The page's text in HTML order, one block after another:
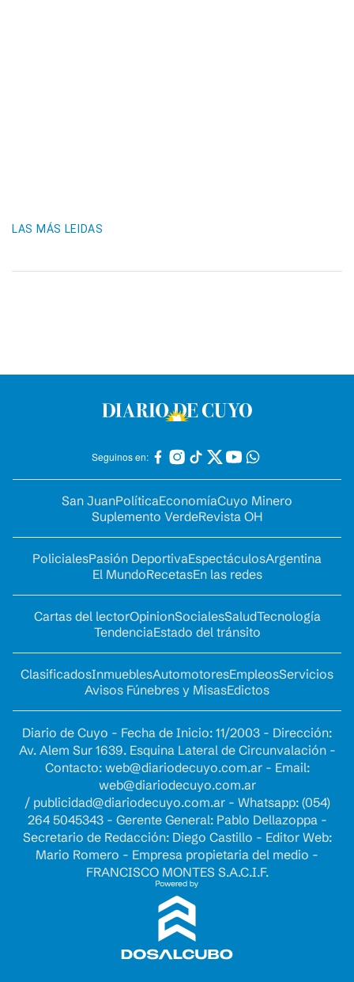
LAS MÁS LEIDAS
Seguinos en:
San JuanPolíticaEconomíaCuyo Minero
Suplemento VerdeRevista OH
PolicialesPasión DeportivaEspectáculosArgentina
El MundoRecetasEn las redes
Cartas del lectorOpinionSocialesSaludTecnología
TendenciaEstado del tránsito
ClasificadosInmueblesAutomotoresEmpleosServicios
Avisos Fúnebres y MisasEdictos
Diario de Cuyo - Fecha de Inicio: 11/2003 - Dirección:
Av. Alem Sur 1639. Esquina Lateral de Circunvalación -
Contacto: web@diariodecuyo.com.ar- Email:
web@diariodecuyo.com.ar
/ publicidad@diariodecuyo.com.ar- Whatsapp: (054)
264 5045343 - Gerente General: Pablo Dellazoppa -
Secretario de Redacción: Diego Castillo - Editor Web:
Mario Romero - Empresa propietaria del medio -
FRANCISCO MONTES S.A.C.I.F.